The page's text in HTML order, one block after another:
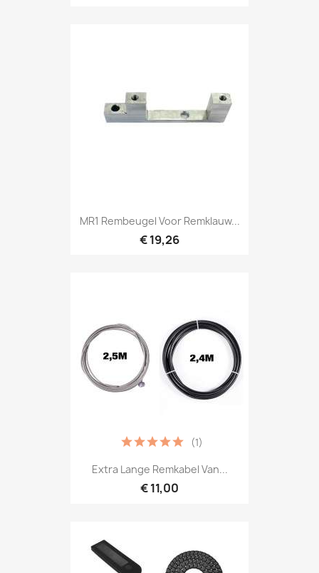
MR1 Rembeugel Voor Remklauw...
€ 19,26
Extra Lange Remkabel Van...
€ 11,00
(1)